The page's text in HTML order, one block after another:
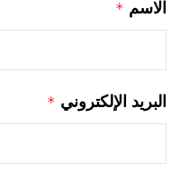
الاسم *
البريد الإلكتروني *